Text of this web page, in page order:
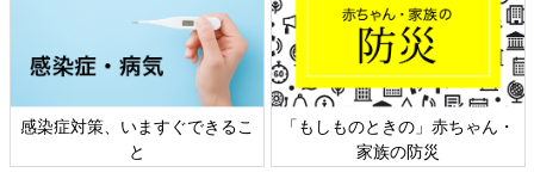
日本外来小児科学会リーフレッ
ト検討会
六星占術 細木かおりさんの人
相談